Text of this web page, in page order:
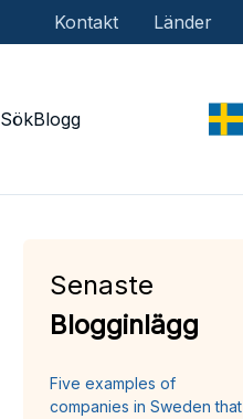
Kontakt Länder
SökBlogg
Senaste
Blogginlägg
Five examples of
companies in Sweden that